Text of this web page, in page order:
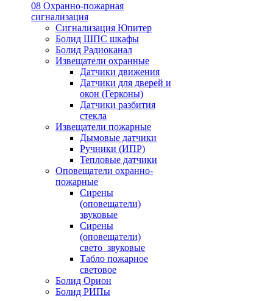
08 Охранно-пожарная
сигнализация
Сигнализация Юпитер
Болид ШПС шкафы
Болид Радиоканал
Извещатели охранные
Датчики движения
Датчики для дверей и
окон (Герконы)
Датчики разбития
стекла
Извещатели пожарные
Дымовые датчики
Ручники (ИПР)
Тепловые датчики
Оповещатели охранно-
пожарные
Сирены
(оповещатели)
звуковые
Сирены
(оповещатели)
свето_звуковые
Табло пожарное
световое
Болид Орион
Болид РИПы